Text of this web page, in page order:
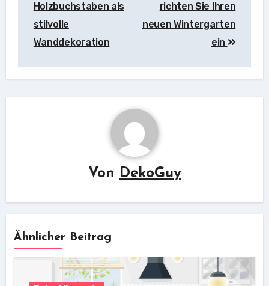
Holzbuchstaben als
stilvolle
Wanddekoration
richten Sie Ihren
neuen Wintergarten
ein
Von DekoGuy
Ähnlicher Beitrag